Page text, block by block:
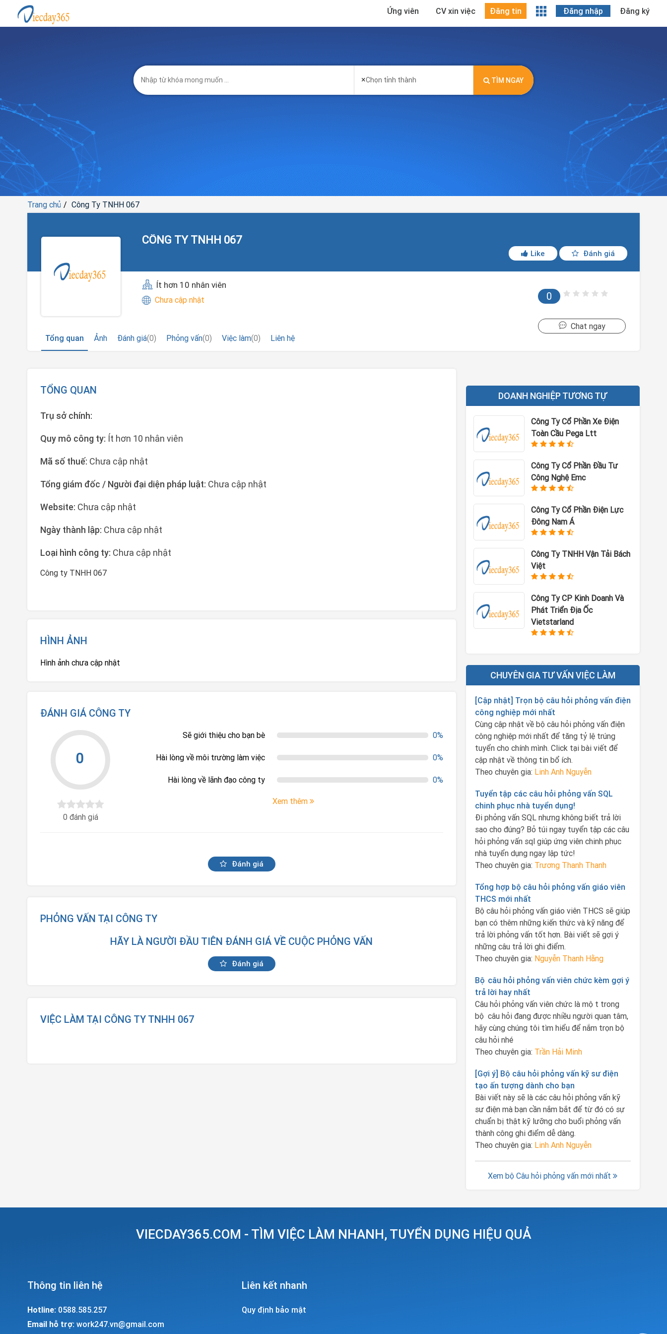
Ứng viên CV xin việc Đăng tin Đăng nhập Đăng ký
×Chọn tỉnh thành TÌM NGAY
Trang chủ Công Ty TNHH 067
CÔNG TY TNHH 067
Like Đánh giá
0
Ít hơn 10 nhân viên
Chưa cập nhật
Chat ngay
Tổng quan
Ảnh Đánh giá(0) Phỏng vấn(0) Việc làm(0) Liên hệ
TỔNG QUAN
Trụ sở chính:
Quy mô công ty: Ít hơn 10 nhân viên
Mã số thuế: Chưa cập nhật
Tổng giám đốc / Người đại diện pháp luật: Chưa cập nhật
Website: Chưa cập nhật
Ngày thành lập: Chưa cập nhật
Loại hình công ty: Chưa cập nhật
Công ty TNHH 067
HÌNH ẢNH
Hình ảnh chưa cập nhật
ĐÁNH GIÁ CÔNG TY
0
0 đánh giá
Sẽ giới thiệu cho bạn bè 0%
Hài lòng về môi trường làm việc 0%
Hài lòng về lãnh đạo công ty 0%
Xem thêm
Đánh giá
PHỎNG VẤN TẠI CÔNG TY
HÃY LÀ NGƯỜI ĐẦU TIÊN ĐÁNH GIÁ VỀ CUỘC PHỎNG VẤN
Đánh giá
VIỆC LÀM TẠI CÔNG TY TNHH 067
DOANH NGHIỆP TƯƠNG TỰ
Công Ty Cổ Phần Xe Điện
Toàn Cầu Pega Ltt
Công Ty Cổ Phần Đầu Tư
Công Nghệ Emc
Công Ty Cổ Phần Điện Lực
Đông Nam Á
Công Ty TNHH Vận Tải Bách
Việt
Công Ty CP Kinh Doanh Và
Phát Triển Địa Ốc
Vietstarland
CHUYÊN GIA TƯ VẤN VIỆC LÀM
[Cập nhật] Trọn bộ câu hỏi phỏng vấn điện
công nghiệp mới nhất
Cùng cập nhật về bộ câu hỏi phỏng vấn điện
công nghiệp mới nhất để tăng tỷ lệ trúng
tuyển cho chính mình. Click tại bài viết để
cập nhật về thông tin bổ ích.
Theo chuyên gia: Linh Anh Nguyễn
Tuyển tập các câu hỏi phỏng vấn SQL
chinh phục nhà tuyển dụng!
Đi phỏng vấn SQL nhưng không biết trả lời
sao cho đúng? Bỏ túi ngay tuyển tập các câu
hỏi phỏng vấn sql giúp ứng viên chinh phục
nhà tuyển dụng ngay lập tức!
Theo chuyên gia: Trương Thanh Thanh
Tổng hợp bộ câu hỏi phỏng vấn giáo viên
THCS mới nhất
Bộ câu hỏi phỏng vấn giáo viên THCS sẽ giúp
bạn có thêm những kiến thức và kỹ năng để
trả lời phỏng vấn tốt hơn. Bài viết sẽ gợi ý
những câu trả lời ghi điểm.
Theo chuyên gia: Nguyễn Thanh Hằng
Bộ câu hỏi phỏng vấn viên chức kèm gợi ý
trả lời hay nhất
Câu hỏi phỏng vấn viên chức là một trong
bộ câu hỏi đang được nhiều người quan tâm,
hãy cùng chúng tôi tìm hiểu để nắm trọn bộ
câu hỏi nhé
Theo chuyên gia: Trần Hải Minh
[Gợi ý] Bộ câu hỏi phỏng vấn kỹ sư điện
tạo ấn tượng dành cho bạn
Bài viết này sẽ là các câu hỏi phỏng vấn kỹ
sư điện mà bạn cần nắm bắt để từ đó có sự
chuẩn bị thật kỹ lưỡng cho buổi phỏng vấn
thành công ghi điểm dễ dàng.
Theo chuyên gia: Linh Anh Nguyễn
Xem bộ Câu hỏi phỏng vấn mới nhất
VIECDAY365.COM - TÌM VIỆC LÀM NHANH, TUYỂN DỤNG HIỆU QUẢ
Thông tin liên hệ
Hotline: 0588.585.257
Email hỗ trợ: work247.vn@gmail.com
Liên kết nhanh
Quy định bảo mật